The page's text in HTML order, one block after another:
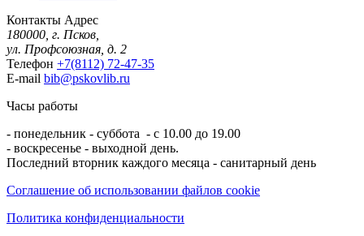
Контакты Адрес
180000, г. Псков,
ул. Профсоюзная, д. 2
Телефон +7(8112) 72-47-35
E-mail bib@pskovlib.ru
Часы работы
- понедельник - суббота - с 10.00 до 19.00
- воскресенье - выходной день.
Последний вторник каждого месяца - санитарный день
Соглашение об использовании файлов cookie
Политика конфиденциальности